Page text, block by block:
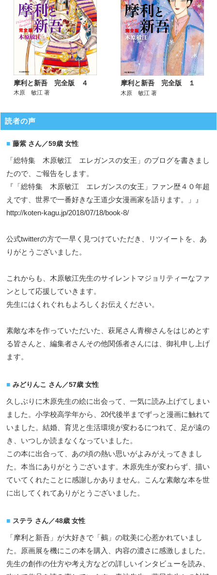
摩利と新吾 完全版 ４
木原 敏江 著
摩利と新吾 完全版 １
木原 敏江 著
読者の声
藤紫 さん／59歳 女性
「総特集 木原敏江 エレガンスの女王」のブログを書きまし
たので、ご報告をします。
『「総特集 木原敏江 エレガンスの女王」ファン歴４０年超
えです、世界で一番好きな王道少女漫画家を語ります。」』
http://koten-kagu.jp/2018/07/18/book-8/
公式twitterの方で一早く見つけていただき、リツイートを、あ
りがとうございました。
これからも、木原敏江先生のサイレントマジョリティーなファ
ンとして応援していきます。
先生にはくれぐれもよろしくお伝えください。
素敵な本を作っていただいた、萩尾さん青柳さんをはじめとす
る皆さんと、編集者さんその他関係者さんには、御礼申し上げ
ます。
みどりんこ さん／57歳 女性
久しぶりに木原先生の絵に出会って、一気に読み上げてしまい
ました。小学校高学年から、20代後半までずっと漫画に触れて
いました。結婚、育児と生活環境が変わるにつれて、足が遠の
き、いつしか読まなくなっていました。
この本に出合って、あの頃の熱い思いがよみがえってきまし
た。本当にありがとうございます。木原先生が変わらず、描い
ていてくれたことに感謝しかありません。こんな素敵な本を世
に出してくれてありがとうございました。
ステラ さん／48歳 女性
「摩利と新吾」が大好きで「鵺」の耽美に心惹かれていまし
た。原画展を機にこの本を購入、内容の濃さに感激しました。
先生の創作の仕方や考え方などの詳しいインタビューを読み、